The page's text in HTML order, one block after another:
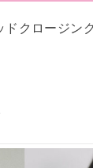
クロージン